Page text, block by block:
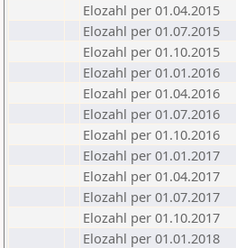
Elozahl per 01.04.2015
Elozahl per 01.07.2015
Elozahl per 01.10.2015
Elozahl per 01.01.2016
Elozahl per 01.04.2016
Elozahl per 01.07.2016
Elozahl per 01.10.2016
Elozahl per 01.01.2017
Elozahl per 01.04.2017
Elozahl per 01.07.2017
Elozahl per 01.10.2017
Elozahl per 01.01.2018